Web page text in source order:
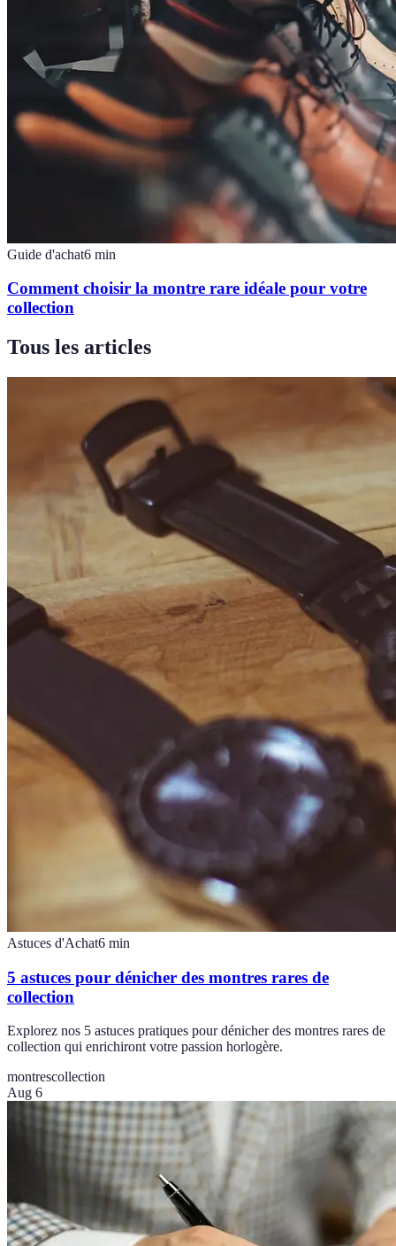
Guide d'achat6 min
Comment choisir la montre rare idéale pour votre
collection
Tous les articles
Astuces d'Achat6 min
5 astuces pour dénicher des montres rares de
collection
Explorez nos 5 astuces pratiques pour dénicher des montres rares de
collection qui enrichiront votre passion horlogère.
montrescollection
Aug 6